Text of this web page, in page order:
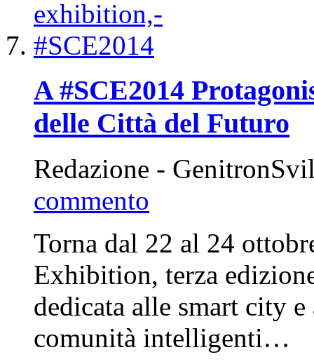
A #SCE2014
delle Città del Futuro
Redazione -
commento
Torna dal 22 al 24
Exhibition, terza
dedicata alle smart city
comunità intelligenti…